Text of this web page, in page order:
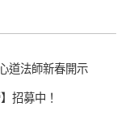
道法師新春開示
招募中！